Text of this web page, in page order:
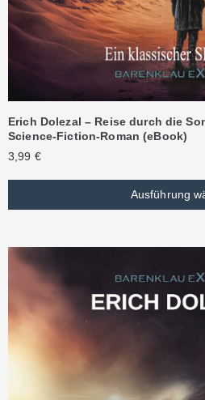
Erich Dolezal – Reise durch die
Science-Fiction-Roman (eBook)
3,99 €
Ausführung